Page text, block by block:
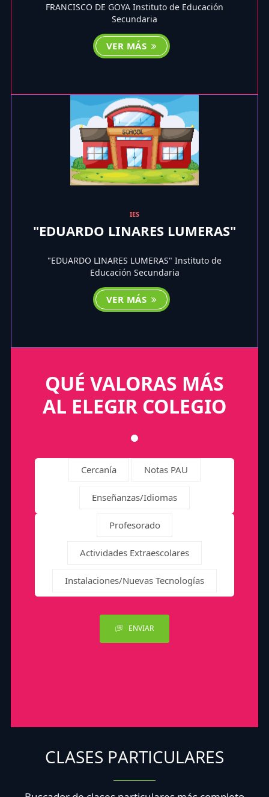
FRANCISCO DE GOYA Instituto de Educación
Secundaria
VER MÁS
IES
"EDUARDO LINARES LUMERAS"
"EDUARDO LINARES LUMERAS" Instituto de
Educación Secundaria
VER MÁS
QUÉ VALORAS MÁS
AL ELEGIR COLEGIO
Cercanía Notas PAU
Enseñanzas/Idiomas
Profesorado
Actividades Extraescolares
Instalaciones/Nuevas Tecnologías
ENVIAR
CLASES PARTICULARES